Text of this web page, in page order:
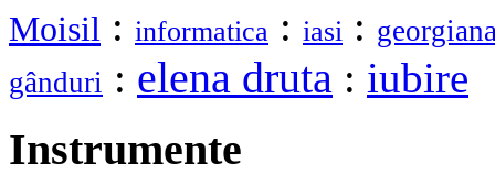
Moisil : informatica : iasi :
gânduri : elena druta : iubire
Instrumente